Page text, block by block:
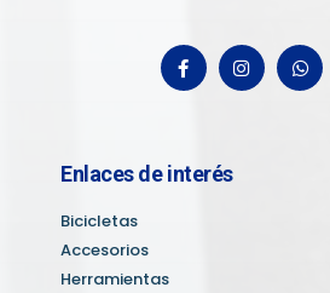
Enlaces de interés
Bicicletas
Accesorios
Herramientas